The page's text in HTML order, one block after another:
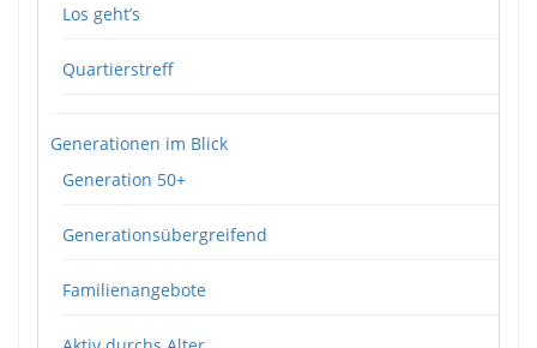
Los geht’s
Quartierstreff
Generationen im Blick
Generation 50+
Generationsübergreifend
Familienangebote